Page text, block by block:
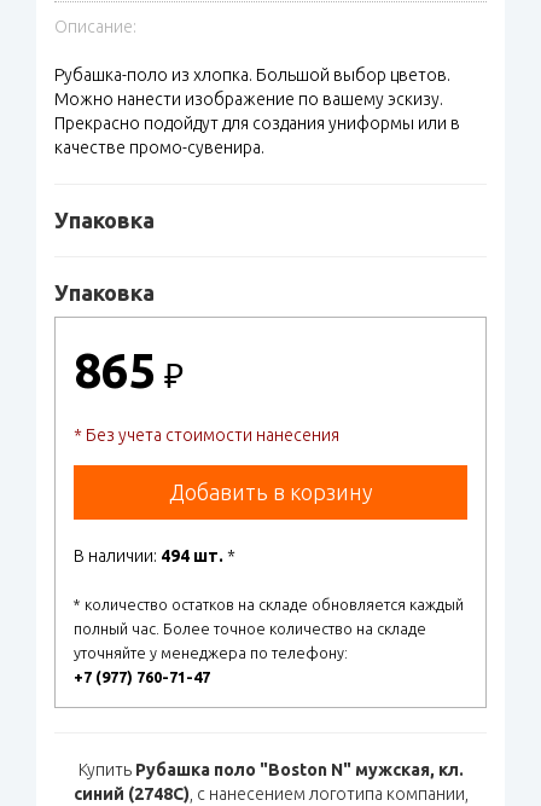
Описание:
Рубашка-поло из хлопка. Большой выбор цветов.
Можно нанести изображение по вашему эскизу.
Прекрасно подойдут для создания униформы или в
качестве промо-сувенира.
Упаковка
Упаковка
865 ₽
* Без учета стоимости нанесения
Добавить в корзину
В наличии: 494 шт. *
* количество остатков на складе обновляется каждый
полный час. Более точное количество на складе
уточняйте у менеджера по телефону:
+7 (977) 760-71-47
Купить Рубашка поло "Boston N" мужская, кл.
синий (2748C) , с нанесением логотипа компании,